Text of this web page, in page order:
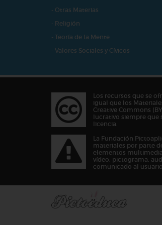
- Otras Materias
- Religión
- Teoría de la Mente
- Valores Sociales y Cívicos
Los recursos que se
igual que los
Creative Commons
lucrativo siempre que
licencia.
La Fundación
materiales por parte
elementos
vídeo, pictograma,
comunicado al